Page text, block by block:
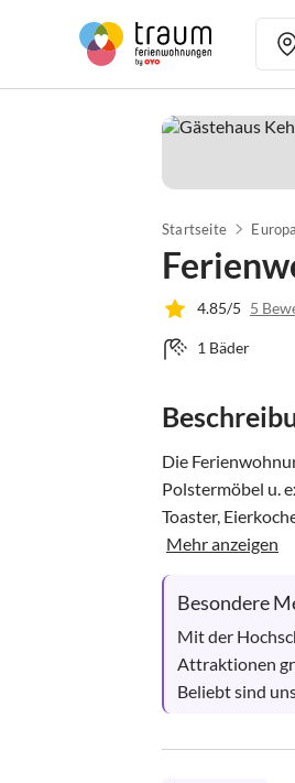
Startseite Europa
4.85/5 5
1 Bäder
Die
Polstermöbel u.
Toaster,
Mehr anzeigen
Besondere
Mit der
Attraktionen
Beliebt sind